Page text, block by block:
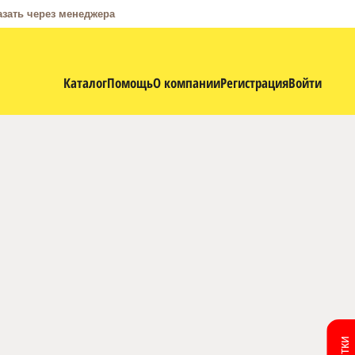
через менеджера
КаталогПомощьО компанииРегистрацияВойти